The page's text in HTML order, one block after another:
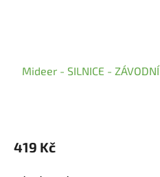
Mideer - SILNICE -
419 Kč